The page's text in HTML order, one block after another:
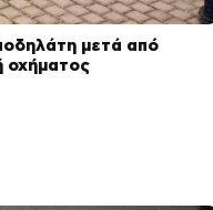
μετά από
οχήματος